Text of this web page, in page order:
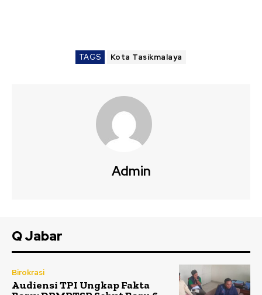
TAGS Kota Tasikmalaya
Admin
Q Jabar
Birokrasi
Audiensi TPI Ungkap Fakta